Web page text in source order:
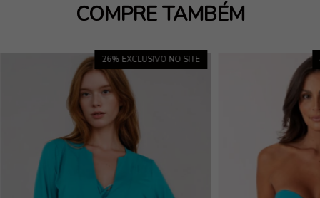
COMPRE TAMBÉM
26% EXCLUSIVO NO SITE